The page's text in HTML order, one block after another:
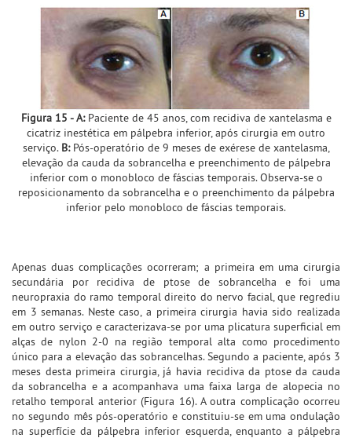
Figura 15 - A:Paciente de 45 anos, com recidiva de xantelasma e
cicatriz inestética em pálpebra inferior, após cirurgia em outro
serviço. B:Pós-operatório de 9 meses de exérese de xantelasma,
elevação da cauda da sobrancelha e preenchimento de pálpebra
inferior com o monobloco de fáscias temporais. Observa-se o
reposicionamento da sobrancelha e o preenchimento da pálpebra
inferior pelo monobloco de fáscias temporais.
Apenas duas complicações ocorreram; a primeira em uma cirurgia
secundária por recidiva de ptose de sobrancelha e foi uma
neuropraxia do ramo temporal direito do nervo facial, que regrediu
em 3 semanas. Neste caso, a primeira cirurgia havia sido realizada
em outro serviço e caracterizava-se por uma plicatura superficial em
alças de nylon 2-0 na região temporal alta como procedimento
único para a elevação das sobrancelhas. Segundo a paciente, após 3
meses desta primeira cirurgia, já havia recidiva da ptose da cauda
da sobrancelha e a acompanhava uma faixa larga de alopecia no
retalho temporal anterior (Figura 16). A outra complicação ocorreu
no segundo mês pós-operatório e constituiu-se em uma ondulação
na superfície da pálpebra inferior esquerda, enquanto a pálpebra